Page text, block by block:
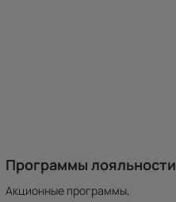
Программы лояльности
Акционные программы,